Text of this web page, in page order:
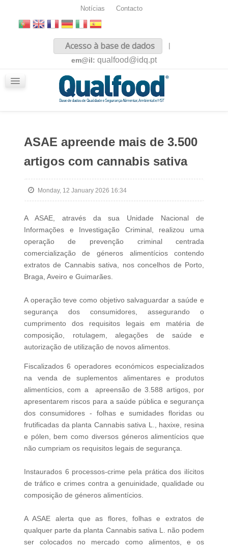
Notícias Contacto
Acesso à base de dados
|
em@il: qualfood@idq.pt
ASAE apreende mais de 3.500
artigos com cannabis sativa
Monday, 12 January 2026 16:34
A ASAE, através da sua Unidade Nacional de
Informações e Investigação Criminal, realizou uma
operação de prevenção criminal centrada
comercialização de géneros alimentícios contendo
extratos de Cannabis sativa, nos concelhos de Porto,
Braga, Aveiro e Guimarães.
A operação teve como objetivo salvaguardar a saúde e
segurança dos consumidores, assegurando o
cumprimento dos requisitos legais em matéria de
composição, rotulagem, alegações de saúde e
autorização de utilização de novos alimentos.
Fiscalizados 6 operadores económicos especializados
na venda de suplementos alimentares e produtos
alimentícios, com a apreensão de 3.588 artigos, por
apresentarem riscos para a saúde pública e segurança
dos consumidores - folhas e sumidades floridas ou
frutificadas da planta Cannabis sativa L., haxixe, resina
e pólen, bem como diversos géneros alimentícios que
não cumpriam os requisitos legais de segurança.
Instaurados 6 processos‑crime pela prática dos ilícitos
de tráfico e crimes contra a genuinidade, qualidade ou
composição de géneros alimentícios.
A ASAE alerta que as flores, folhas e extratos de
qualquer parte da planta Cannabis sativa L. não podem
ser colocados no mercado como alimentos, e os